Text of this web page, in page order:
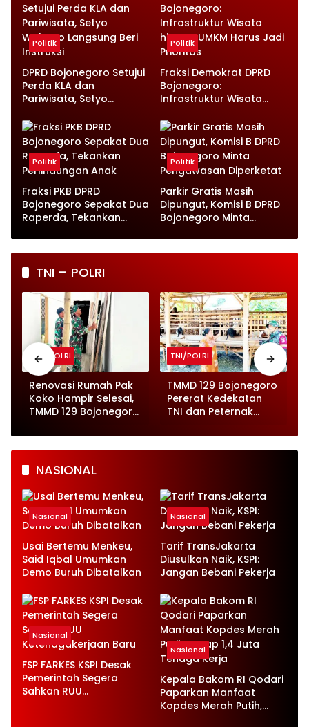
Politik
DPRD Bojonegoro Setujui
Perda KLA dan
Pariwisata, Setyo
Instruksi
Politik
Fraksi Demokrat DPRD
Bojonegoro:
Infrastruktur Wisata
Prioritas
Politik
Fraksi PKB DPRD
Bojonegoro Sepakat Dua
Raperda, Tekankan
Politik
Parkir Gratis Masih
Dipungut, Komisi B DPRD
Bojonegoro Minta
TNI – POLRI
TNI/POLRI
Renovasi Rumah Pak
Koko Hampir Selesai,
TMMD 129 Bojonegoro
Pesat
TNI/POLRI
TMMD 129 Bojonegoro
Pererat Kedekatan
TNI dan Peternak
NASIONAL
Nasional
Usai Bertemu Menkeu,
Said Iqbal Umumkan
Demo Buruh Dibatalkan
Nasional
Tarif TransJakarta
Diusulkan Naik, KSPI:
Jangan Bebani Pekerja
Nasional
FSP FARKES KSPI Desak
Pemerintah Segera
Sahkan RUU
Nasional
Kepala Bakom RI Qodari
Paparkan Manfaat
Kopdes Merah Putih,